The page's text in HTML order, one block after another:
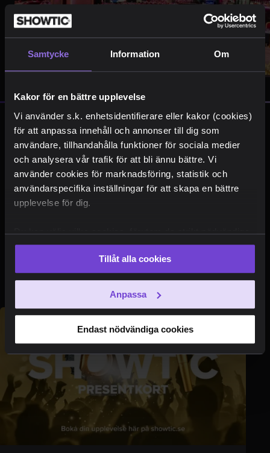
Samtycke Information Om
Kakor för en bättre upplevelse
Vi använder s.k. enhetsidentifierare eller kakor (cookies)
för att anpassa innehåll och annonser till dig som
användare, tillhandahålla funktioner för sociala medier
och analysera vår trafik för att bli ännu bättre. Vi
använder cookies för marknadsföring, statistik och
användarspecifika inställningar för att skapa en bättre
upplevelse för dig.
Du kan välja vilka cookies, förutom de strikt nödvändiga,
som du vill acceptera. Du kan också när som helst ändra
ditt val eller återkalla ditt samtycke genom att klicka på
den runda symbolen i skärmens nederkant.
Tillåt alla cookies
Anpassa
Endast nödvändiga cookies
Recensioner
"Fantastisk och varierad show med
grymma artister som utöver sång,
minglar. Bra mat och dryck! Trevligt
bemötande från bokning till
hemgång."
Gästrecension